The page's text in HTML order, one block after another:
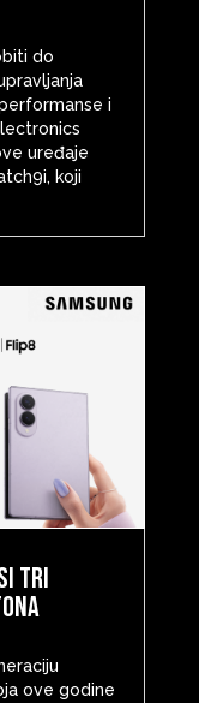
do
i
uređaje
koji
tri
ove godine